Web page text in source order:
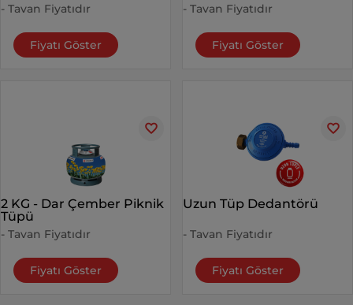
- Tavan Fiyatıdır
Fiyatı Göster
- Tavan Fiyatıdır
Fiyatı Göster
2 KG - Dar Çember Piknik
Tüpü
- Tavan Fiyatıdır
Fiyatı Göster
Uzun Tüp Dedantörü
- Tavan Fiyatıdır
Fiyatı Göster